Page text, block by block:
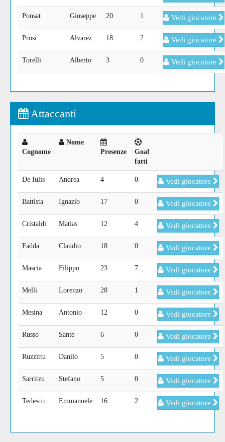
Ponsat Giuseppe 20 1 Vedi giocatore
Prosi Alvarez 18 2 Vedi giocatore
Torelli Alberto 3 0 Vedi giocatore
Attaccanti
Cognome
Nome
Presenze
Goal
fatti
De Iulis Andrea 4 0 Vedi giocatore
Battista Ignazio 17 0 Vedi giocatore
Cristaldi Matias 12 4 Vedi giocatore
Fadda Claudio 18 0 Vedi giocatore
Mascia Filippo 23 7 Vedi giocatore
Melli Lorenzo 28 1 Vedi giocatore
Mesina Antonio 12 0 Vedi giocatore
Russo Sante 6 0 Vedi giocatore
Ruzzittu Danilo 5 0 Vedi giocatore
Sarritzu Stefano 5 0 Vedi giocatore
Tedesco Emmanuele 16 2 Vedi giocatore